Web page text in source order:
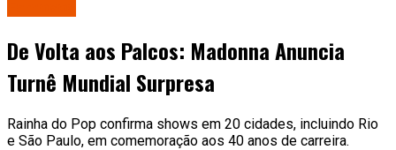
De Volta aos Palcos: Madonna Anuncia
Turnê Mundial Surpresa
Rainha do Pop confirma shows em 20 cidades, incluindo Rio
e São Paulo, em comemoração aos 40 anos de carreira.